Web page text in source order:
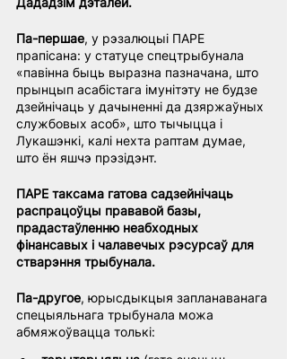
Па-першае, у рэзалюцыі ПАРЕ
прапісана: у статуце спецтрыбунала
«павінна быць выразна пазначана, што
прынцып асабістага імунітэту не будзе
дзейнічаць у дачыненні да дзяржаўных
службовых асоб», што тычыцца і
Лукашэнкі, калі нехта раптам думае,
што ён яшчэ прэзідэнт.
ПАРЕ таксама гатова садзейнічаць
распрацоўцы прававой базы,
прадастаўленню неабходных
фінансавых і чалавечых рэсурсаў для
стварэння трыбунала.
Па-другое, юрысдыкцыя запланаванага
спецыяльнага трыбунала можа
абмяжоўвацца толькі: